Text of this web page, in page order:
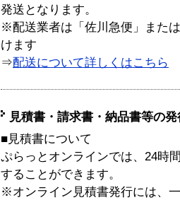
発送となります。
※配送業者は「佐川急便」また
けます
⇒配送について詳しくはこちら
見積書・請求書・納品書等の
■見積書について
ぷらっとオンラインでは、24時
することができます。
※オンライン見積書発行には、